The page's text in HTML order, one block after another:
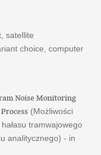
satellite
choice, computer
Noise Monitoring
(Możliwości
tramwajowego
analitycznego) - in